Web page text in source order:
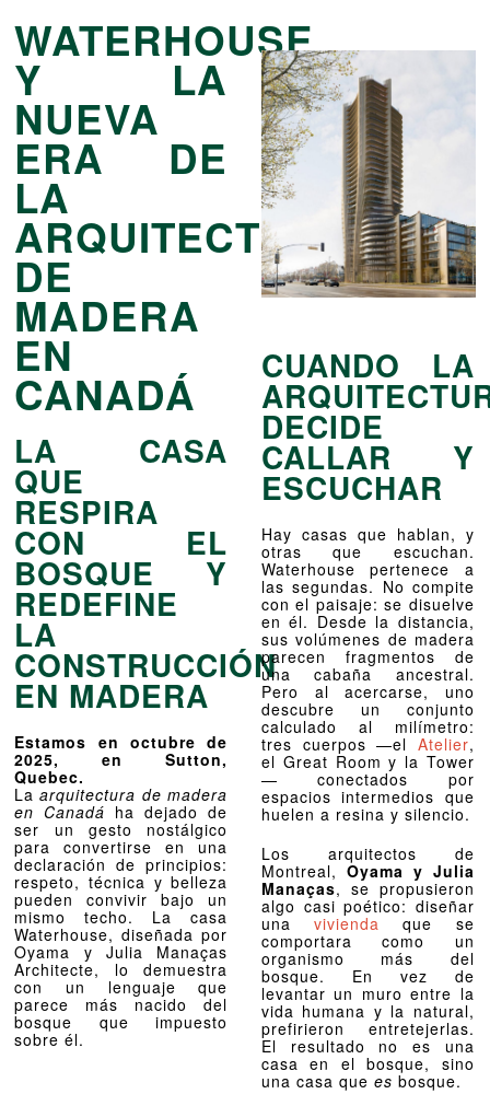
WATERHOUSE
Y LA
NUEVA
ERA DE
LA
ARQUITECTURA
DE
MADERA
EN
CANADÁ
LA CASA
QUE
RESPIRA
CON EL
BOSQUE Y
REDEFINE
LA
CONSTRUCCIÓN
EN MADERA
Estamos en octubre de
2025, en Sutton,
Quebec.
Laarquitectura de madera
en Canadá ha dejado de
ser un gesto nostálgico
para convertirse en una
declaración de principios:
respeto, técnica y belleza
pueden convivir bajo un
mismo techo. La casa
Waterhouse, diseñada por
Oyama y Julia Manaças
Architecte, lo demuestra
con un lenguaje que
parece más nacido del
bosque que impuesto
sobre él.
CUANDO LA
DECIDE
CALLAR Y
ESCUCHAR
Hay casas que hablan, y
otras que escuchan.
Waterhouse pertenece a
las segundas. No compite
con el paisaje: se disuelve
en él. Desde la distancia,
sus volúmenes de madera
parecen fragmentos de
una cabaña ancestral.
Pero al acercarse, uno
descubre un conjunto
calculado al milímetro:
tres cuerpos —el Atelier,
el Great Room y la Tower
— conectados por
espacios intermedios que
huelen a resina y silencio.
Los arquitectos de
Montreal, Oyama y Julia
Manaças, se propusieron
algo casi poético: diseñar
una vivienda que se
comportara como un
organismo más del
bosque. En vez de
levantar un muro entre la
vida humana y la natural,
prefirieron entretejerlas.
El resultado no es una
casa en el bosque, sino
una casa que es bosque.